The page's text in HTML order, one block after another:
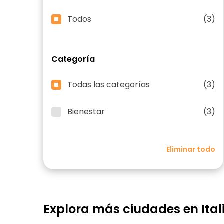
Todos (3)
Categoría
Todas las categorías (3)
Bienestar (3)
Eliminar todo
Explora más ciudades en